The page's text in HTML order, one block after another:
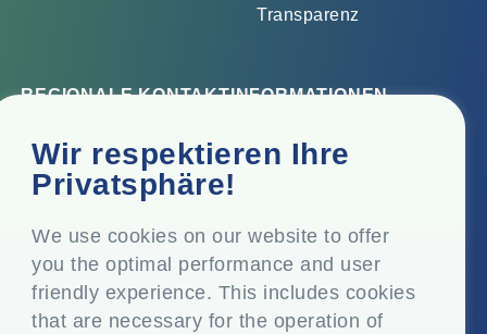
Wir respektieren Ihre
Privatsphäre!
We use cookies on our website to offer
you the optimal performance and user
friendly experience. This includes cookies
that are necessary for the operation of
Transparenz
REGIONALE KONTAKTINFORMATIONEN
Firmensitz
Top Floor, Times Tower, Kamala City, Senapati Bapat
Marg, Lower Parel, Mumbai - 400 013, Maharashtra,
Eingetragener Sitz
P.O. Vasind, Taluka Shahapur, Dist. Thane - 421 604,
Maharashtra Indien